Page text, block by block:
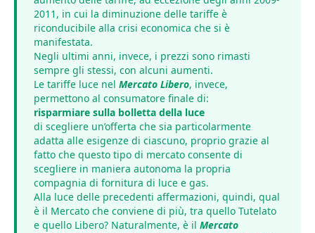
2011, in cui la diminuzione delle tariffe è
riconducibile alla crisi economica che si è
manifestata.
Negli ultimi anni, invece, i prezzi sono rimasti
sempre gli stessi, con alcuni aumenti.
Le tariffe luce nel Mercato Libero, invece,
permettono al consumatore finale di:
risparmiare sulla bolletta della luce
di scegliere un’offerta che sia particolarmente
adatta alle esigenze di ciascuno, proprio grazie al
fatto che questo tipo di mercato consente di
scegliere in maniera autonoma la propria
compagnia di fornitura di luce e gas.
Alla luce delle precedenti affermazioni, quindi, qual
è il Mercato che conviene di più, tra quello Tutelato
e quello Libero? Naturalmente, è il Mercato